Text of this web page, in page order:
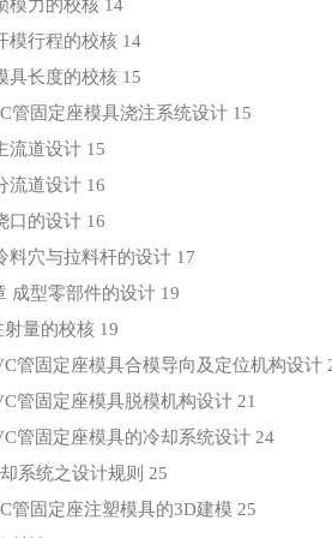
模力的校核 14
模行程的校核 14
具长度的校核 15
管固定座模具浇注系统设计 15
流道设计 15
流道设计 16
口的设计 16
料穴与拉料杆的设计 17
成型零部件的设计 19
量的校核 19
管固定座模具合模导向及定位机构设计
管固定座模具脱模机构设计 21
管固定座模具的冷却系统设计 24
系统之设计规则 25
管固定座注塑模具的3D建模 25